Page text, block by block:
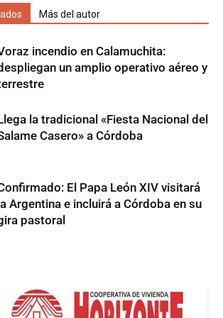
Más del autor
incendio en Calamuchita:
un amplio operativo aéreo y
la tradicional «Fiesta Nacional del
Casero» a Córdoba
El Papa León XIV visitará
la Argentina e incluirá a Córdoba en su
pastoral